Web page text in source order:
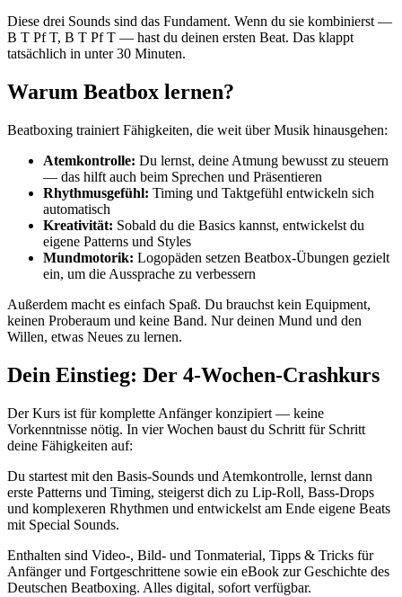
Diese drei Sounds sind das Fundament. Wenn du sie kombinierst —
B T Pf T, B T Pf T — hast du deinen ersten Beat. Das klappt
tatsächlich in unter 30 Minuten.
Warum Beatbox lernen?
Beatboxing trainiert Fähigkeiten, die weit über Musik hinausgehen:
Atemkontrolle: Du lernst, deine Atmung bewusst zu steuern
— das hilft auch beim Sprechen und Präsentieren
Rhythmusgefühl: Timing und Taktgefühl entwickeln sich
automatisch
Kreativität: Sobald du die Basics kannst, entwickelst du
eigene Patterns und Styles
Mundmotorik: Logopäden setzen Beatbox-Übungen gezielt
ein, um die Aussprache zu verbessern
Außerdem macht es einfach Spaß. Du brauchst kein Equipment,
keinen Proberaum und keine Band. Nur deinen Mund und den
Willen, etwas Neues zu lernen.
Dein Einstieg: Der 4-Wochen-Crashkurs
Der Kurs ist für komplette Anfänger konzipiert — keine
Vorkenntnisse nötig. In vier Wochen baust du Schritt für Schritt
deine Fähigkeiten auf:
Du startest mit den Basis-Sounds und Atemkontrolle, lernst dann
erste Patterns und Timing, steigerst dich zu Lip-Roll, Bass-Drops
und komplexeren Rhythmen und entwickelst am Ende eigene Beats
mit Special Sounds.
Enthalten sind Video-, Bild- und Tonmaterial, Tipps & Tricks für
Anfänger und Fortgeschrittene sowie ein eBook zur Geschichte des
Deutschen Beatboxing. Alles digital, sofort verfügbar.